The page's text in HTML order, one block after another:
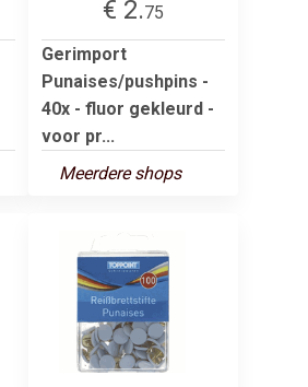
€ 2.75
Gerimport
Punaises/pushpins -
40x - fluor gekleurd -
voor pr...
Meerdere shops